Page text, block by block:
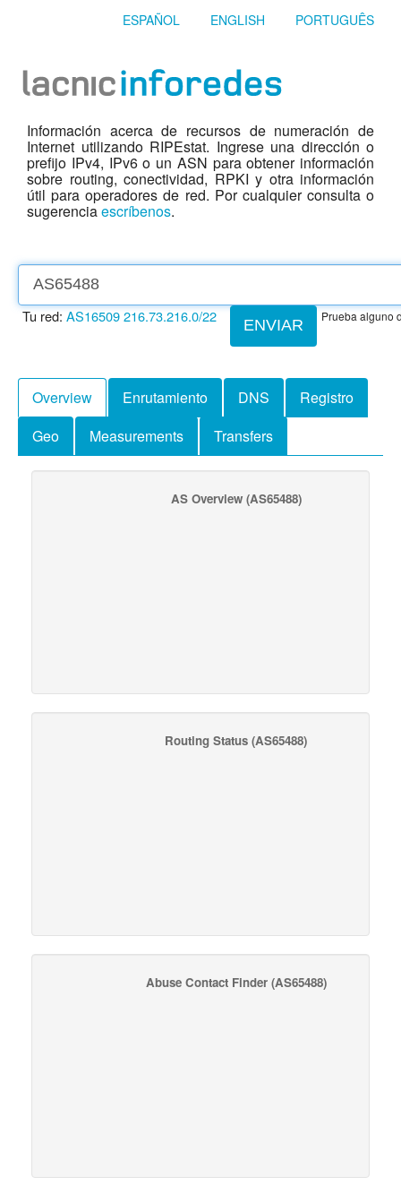
ESPAÑOL ENGLISH PORTUGUÊS
Información acerca de recursos de numeración de
Internet utilizando RIPEstat. Ingrese una dirección o
prefijo IPv4, IPv6 o un ASN para obtener información
sobre routing, conectividad, RPKI y otra información
útil para operadores de red. Por cualquier consulta o
sugerenciaescríbenos.
ENVIAR
Tu red: AS16509216.73.216.0/22 Prueba alguno
Overview Enrutamiento DNS
Registro
Geo
Measurements Transfers
AS Overview(AS65488)
Routing Status (AS65488)
Abuse Contact Finder(AS65488)